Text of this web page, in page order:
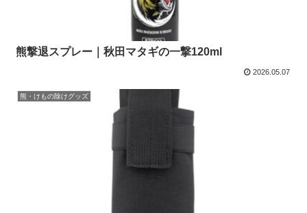
熊撃退スプレー｜秋田マタギの一撃120ml
2026.05.07
熊・けもの除けグッズ